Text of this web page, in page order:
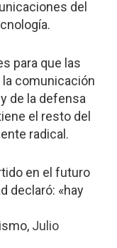
del
para que las
comunicación
de la defensa
el resto del
radical.
en el futuro
declaró: «hay
Julio